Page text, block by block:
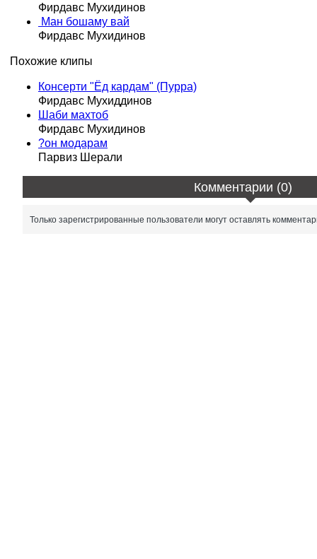
Фирдавс Мухидинов
Ман бошаму вай
Фирдавс Мухидинов
Похожие клипы
Консерти "Ёд кардам" (Пурра)
Фирдавс Мухиддинов
Шаби махтоб
Фирдавс Мухидинов
?он модарам
Парвиз Шерали
Комментарии (0)
Только зарегистрированные пользователи могут оставлять